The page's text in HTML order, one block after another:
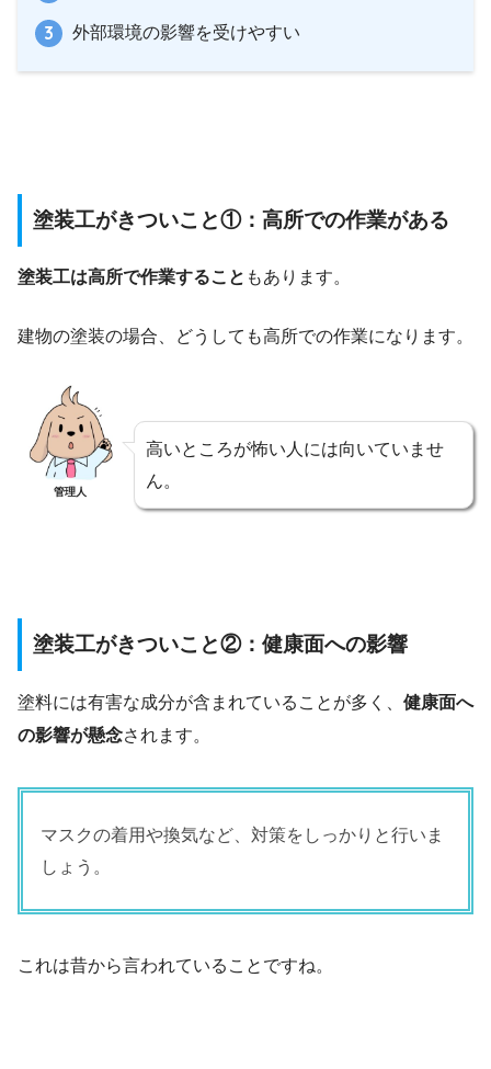
外部環境の影響を受けやすい
塗装工がきついこと①：高所での作業がある
塗装工は高所で作業すること もあります。
建物の塗装の場合、どうしても高所での作業になります。
管理人
高いところが怖い人には向いていませ
ん。
塗装工がきついこと②：健康面への影響
塗料には有害な成分が含まれていることが多く、 健康面へ
の影響が懸念されます。
マスクの着用や換気など、対策をしっかりと行いま
しょう。
これは昔から言われていることですね。